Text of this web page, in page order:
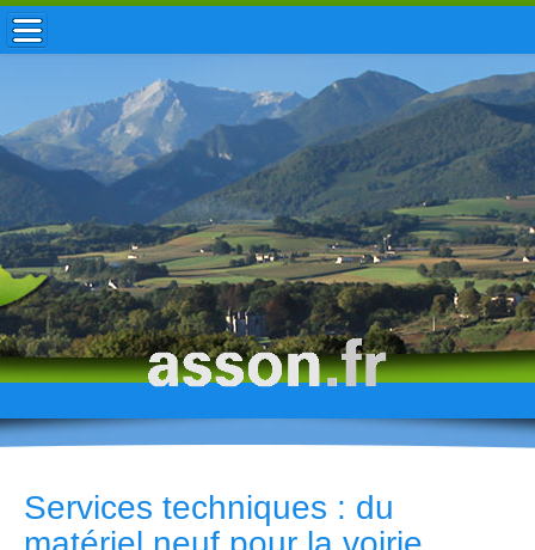
ACCUEIL / INFOS
MUNICIPALITÉ
VIE LOCALE
ENFANCE
TOURISME
HISTOIRE
Services techniques : du